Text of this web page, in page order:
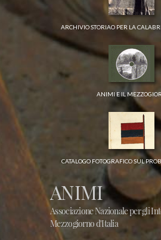
ARCHIVIO STORIAO PER LA
ANIMI E IL
CATALOGO FOTOGRAFICO SUL
ANIMI
Associazione Nazionale per gli
Mezzogiorno d'Italia